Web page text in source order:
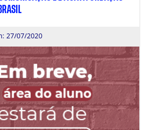
27/07/2020